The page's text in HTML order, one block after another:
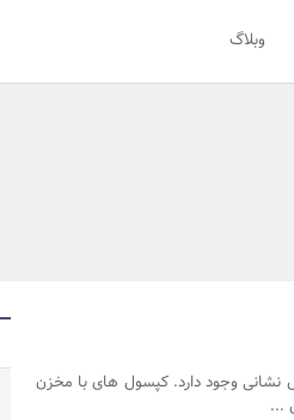
وبلاگ
نشانی وجود دارد. کپسول های با مخزن
...